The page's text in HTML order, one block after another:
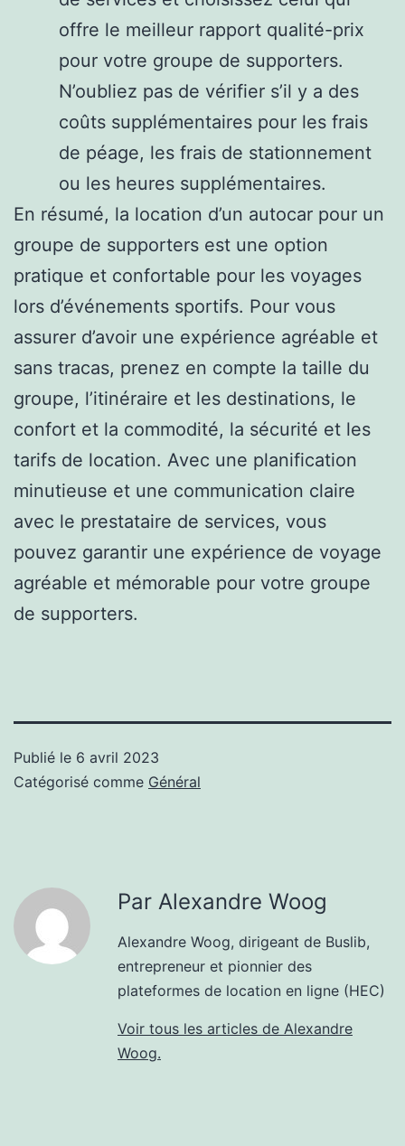
offre le meilleur rapport qualité-prix
pour votre groupe de supporters.
N’oubliez pas de vérifier s’il y a des
coûts supplémentaires pour les frais
de péage, les frais de stationnement
ou les heures supplémentaires.
En résumé, la location d’un autocar pour un
groupe de supporters est une option
pratique et confortable pour les voyages
lors d’événements sportifs. Pour vous
assurer d’avoir une expérience agréable et
sans tracas, prenez en compte la taille du
groupe, l’itinéraire et les destinations, le
confort et la commodité, la sécurité et les
tarifs de location. Avec une planification
minutieuse et une communication claire
avec le prestataire de services, vous
pouvez garantir une expérience de voyage
agréable et mémorable pour votre groupe
de supporters.
Publié le 6 avril 2023
Catégorisé comme Général
Par Alexandre Woog
Alexandre Woog, dirigeant de Buslib,
entrepreneur et pionnier des
plateformes de location en ligne (HEC)
Voir tous les articles de Alexandre
Woog.